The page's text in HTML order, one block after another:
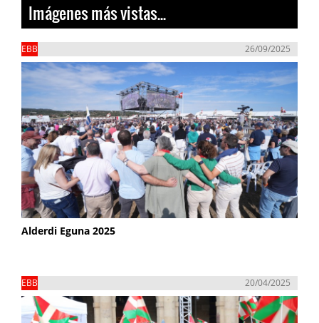
Imágenes más vistas...
EBB 26/09/2025
Alderdi Eguna 2025
EBB 20/04/2025